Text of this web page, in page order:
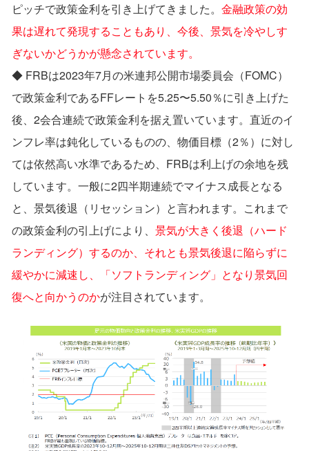
ピッチで政策⾦利を引き上げてきました。 ⾦融政策の効
果は遅れて発現することもあり、今後、景気を冷やしす
ぎないかどうかが懸念されています。
◆ FRBは2023年7⽉の⽶連邦公開市場委員会（FOMC）
で政策⾦利であるFFレートを5.25〜5.50％に引き上げた
後、2会合連続で政策⾦利を据え置いています。直近のイ
ンフレ率は鈍化しているものの、物価⽬標（2％）に対し
ては依然⾼い⽔準であるため、FRBは利上げの余地を残
しています。⼀般に2四半期連続でマイナス成⻑となる
と、景気後退（リセッション）と⾔われます。これまで
の政策⾦利の引上げにより、 景気が⼤きく後退（ハード
ランディング）するのか、それとも景気後退に陥らずに
緩やかに減速し、「ソフトランディング」となり景気回
復へと向かうのかが注⽬されています。